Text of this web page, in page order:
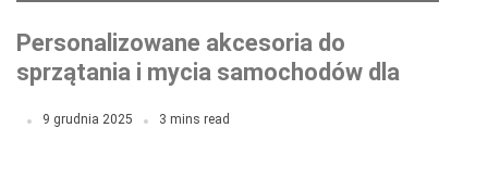
Personalizowane akcesoria do
sprzątania i mycia samochodów dla
9 grudnia 2025 3 mins read